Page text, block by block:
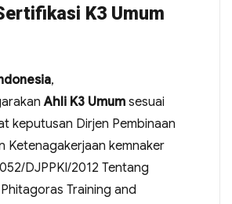
K3 Umum
,
Ahli K3 Umumsesuai
keputusan Dirjen Pembinaan
Ketenagakerjaan kemnaker
DJPPKI/2012 Tentang
Training and